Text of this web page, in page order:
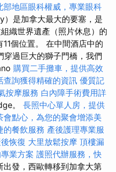
部地區眼科權威，專業眼科
）是加拿大最大的要塞，是
織世界遺產（照片休息）的
個位置。 在中間酒店中的
穿過巨大的獅子門橋，我們
購買二手攤車，提供高效
查詢獲得精確的資訊 優質記
按摩服務 白內障手術費用詳
。 長照中心單人房，提供
會點心，為您的聚會增添美
的餐飲服務 產後護理專業服
恢復 大里放鬆按摩 頂樓漏
業方案 護照代辦服務，快
出發，西歐轉移到加拿大第